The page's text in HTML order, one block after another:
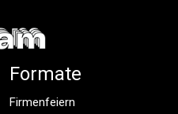
Formate
Firmenfeiern